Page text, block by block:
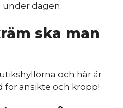
under dagen.
ska man
och här är
för ansikte och kropp!